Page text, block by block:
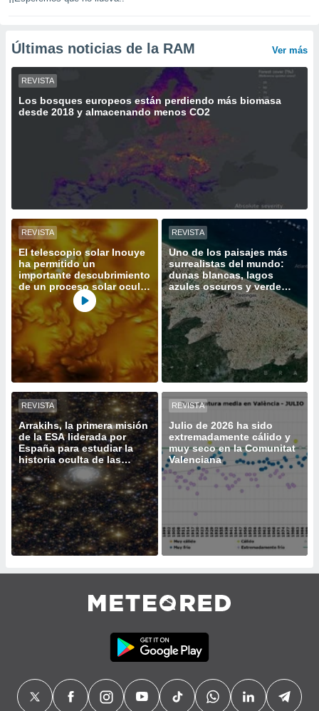
acceder a
web a
abono
como
este sitio
IP
de
traten tus
en
interés
a lo que
Para
u
datos
momento
en
en
en
perfiles
Últimas noticias de la RAM Ver más
REVISTA
Los bosques europeos están perdiendo más biomasa
desde 2018 y almacenando menos CO2
REVISTA
El telescopio solar Inouye
ha permitido un
importante descubrimiento
de un proceso solar oculto
hasta ahora
REVISTA
Uno de los paisajes más
surrealistas del mundo:
dunas blancas, lagos
azules oscuros y verde
vegetación
REVISTA
Arrakihs, la primera misión
de la ESA liderada por
España para estudiar la
historia oculta de las
galaxias
REVISTA
Julio de 2026 ha sido
extremadamente cálido y
muy seco en la Comunitat
Valenciana